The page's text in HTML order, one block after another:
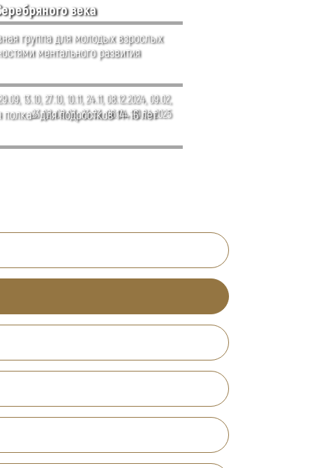
13.10, 27.10, 10.11, 24.11, 08.12.2024, 09.02,
23.02, 09.03, 23.03, 06.04, 20.04.2025
века
группа для молодых взрослых
ментального развития
для подростков 14–16 лет